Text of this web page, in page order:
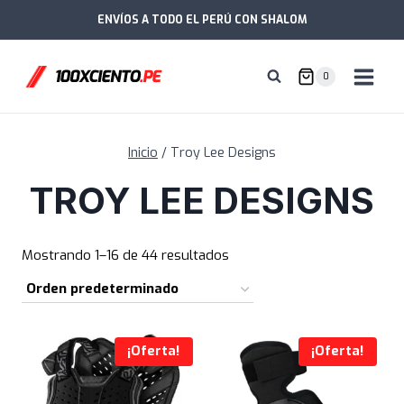
al
ENVÍOS A TODO EL PERÚ CON SHALOM
0
Inicio / Troy Lee Designs
TROY LEE DESIGNS
Mostrando 1–16 de 44 resultados
¡Oferta! ¡Oferta!